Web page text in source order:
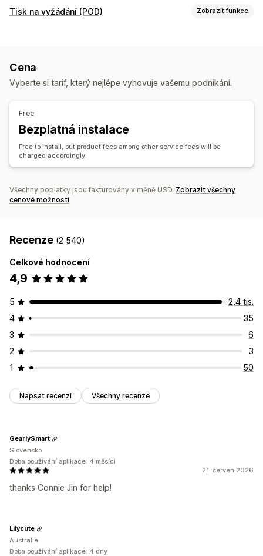
Produkty, které můžete prodávat
Firmy a kancelář
Německo
Tisk na vyžádání (POD) Zobrazit funkce
Generátor maket
Vlastní šablony
Nápojové sklo Dárky ke svátkům
Ekologické
Hromadná doprava Vlastní doprava Celosvětové plnění
Aktualizace v reálném čase
Cena
Vyberte si tarif, který nejlépe vyhovuje vašemu podnikání.
Free
Bezplatná instalace
Free to install, but product fees among other service fees will be
charged accordingly.
Všechny poplatky jsou fakturovány v měně USD. Zobrazit všechny
cenové možnosti
Recenze (2 540)
Celkové hodnocení
4,9
5
2,4 tis.
4
35
3
6
2
3
1
50
Napsat recenzi Všechny recenze
21. červen 2026
thanks Connie Jin for help!
GearlySmart
Slovensko
Doba používání aplikace: 4 měsíci
Lilycute
Austrálie
Doba používání aplikace: 4 dny